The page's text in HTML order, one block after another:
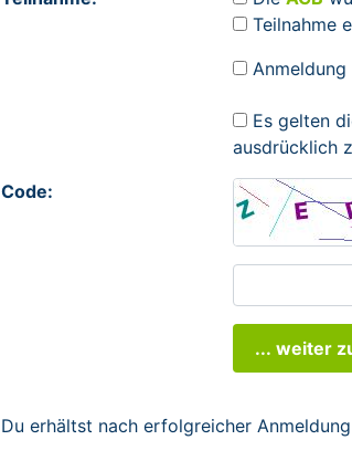
Teilnahme
Es gelten
ausdrücklich
Code:
... weiter
Du erhältst nach erfolgreicher